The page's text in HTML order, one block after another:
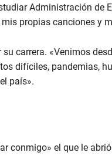
Administración de
propias canciones y
carrera. «Venimos
difíciles, pandemias,
país».
conmigo» el que le